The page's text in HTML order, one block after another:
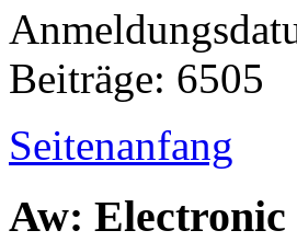
Beiträge: 6505
Seitenanfang
Aw: Electronic